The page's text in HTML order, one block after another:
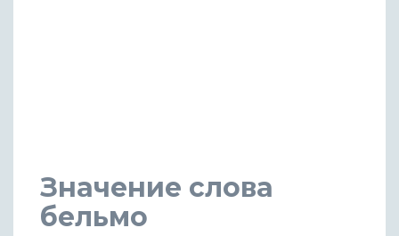
Значение слова
бельмо